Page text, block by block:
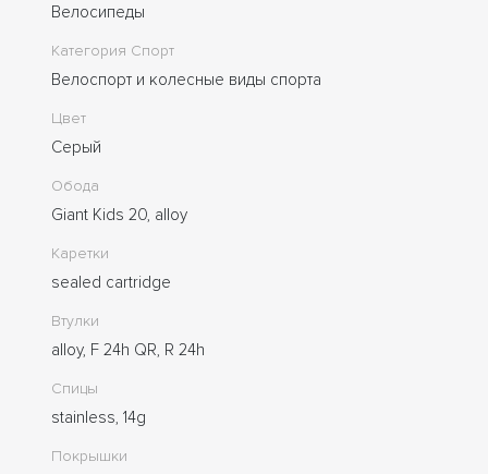
Велосипеды
Категория Спорт
Велоспорт и колесные виды спорта
Цвет
Серый
Обода
Giant Kids 20, alloy
Каретки
sealed cartridge
Втулки
alloy, F 24h QR, R 24h
Спицы
stainless, 14g
Покрышки